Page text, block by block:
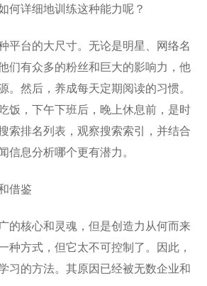
何详细地训练这种能力呢？
平台的大尺寸。无论是明星、网络名
们有众多的粉丝和巨大的影响力，他
。然后，养成每天定期阅读的习惯。
饭，下午下班后，晚上休息前，是时
索排名列表，观察搜索索引，并结合
信息分析哪个更有潜力。
借鉴
的核心和灵魂，但是创造力从何而来
种方式，但它太不可控制了。因此，
习的方法。其原因已经被无数企业和